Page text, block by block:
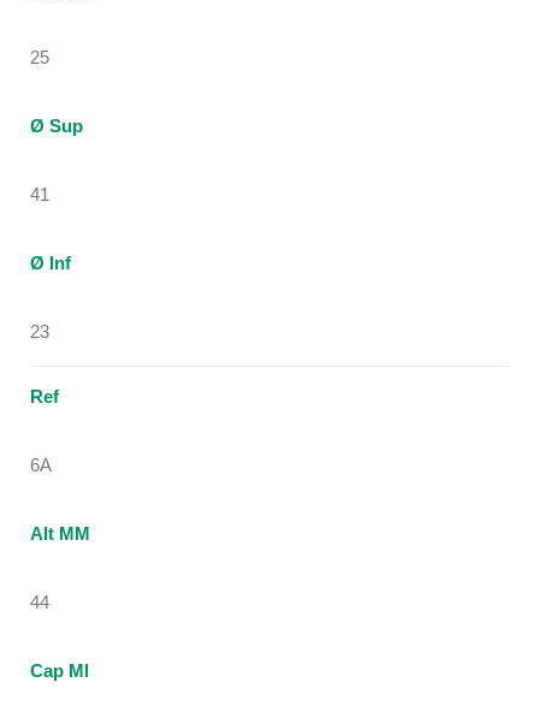
25
Ø Sup
41
Ø Inf
23
Ref
6A
Alt MM
44
Cap Ml